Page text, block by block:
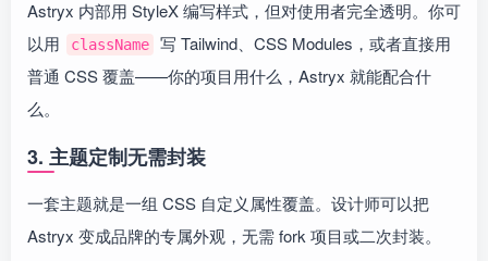
Astryx 内部用 StyleX 编写样式，但对使用者完全透明。你可
以用
className
写 Tailwind、CSS Modules，或者直接用
普通 CSS 覆盖——你的项目用什么，Astryx 就能配合什
么。
3. 主题定制无需封装
一套主题就是一组 CSS 自定义属性覆盖。设计师可以把
Astryx 变成品牌的专属外观，无需 fork 项目或二次封装。